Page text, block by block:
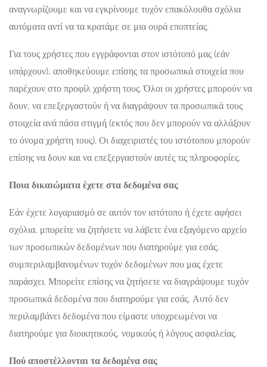
αναγνωρίζουμε και να εγκρίνουμε τυχόν επακόλουθα σχόλια
αυτόματα αντί να τα κρατάμε σε μια ουρά εποπτείας.
Για τους χρήστες που εγγράφονται στον ιστότοπό μας (εάν
υπάρχουν), αποθηκεύουμε επίσης τα προσωπικά στοιχεία που
παρέχουν στο προφίλ χρήστη τους. Όλοι οι χρήστες μπορούν να
δουν, να επεξεργαστούν ή να διαγράψουν τα προσωπικά τους
στοιχεία ανά πάσα στιγμή (εκτός που δεν μπορούν να αλλάξουν
το όνομα χρήστη τους). Οι διαχειριστές του ιστότοπου μπορούν
επίσης να δουν και να επεξεργαστούν αυτές τις πληροφορίες.
Ποια δικαιώματα έχετε στα δεδομένα σας
Εάν έχετε λογαριασμό σε αυτόν τον ιστότοπο ή έχετε αφήσει
σχόλια, μπορείτε να ζητήσετε να λάβετε ένα εξαγόμενο αρχείο
των προσωπικών δεδομένων που διατηρούμε για εσάς,
συμπεριλαμβανομένων τυχόν δεδομένων που μας έχετε
παράσχει. Μπορείτε επίσης να ζητήσετε να διαγράψουμε τυχόν
προσωπικά δεδομένα που διατηρούμε για εσάς. Αυτό δεν
περιλαμβάνει δεδομένα που είμαστε υποχρεωμένοι να
διατηρούμε για διοικητικούς, νομικούς ή λόγους ασφαλείας.
Πού αποστέλλονται τα δεδομένα σας